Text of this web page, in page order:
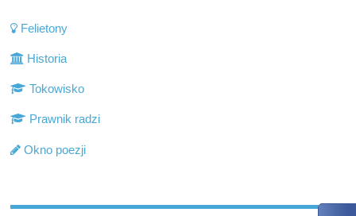
Felietony
Historia
Tokowisko
Prawnik radzi
Okno poezji